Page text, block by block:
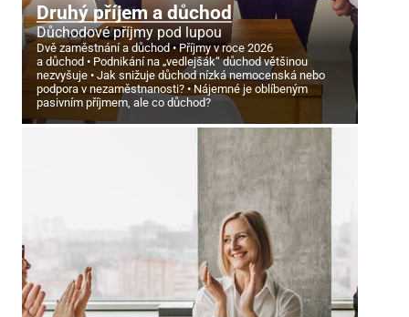
Druhý příjem a důchod
Důchodové příjmy pod lupou
Dvě zaměstnání a důchod
Příjmy v roce 2026
a důchod
Podnikání na „vedlejšák“ důchod většinou
nezvyšuje
Jak snižuje důchod nízká nemocenská nebo
podpora v nezaměstnanosti?
Nájemné je oblíbeným
pasivním příjmem, ale co důchod?